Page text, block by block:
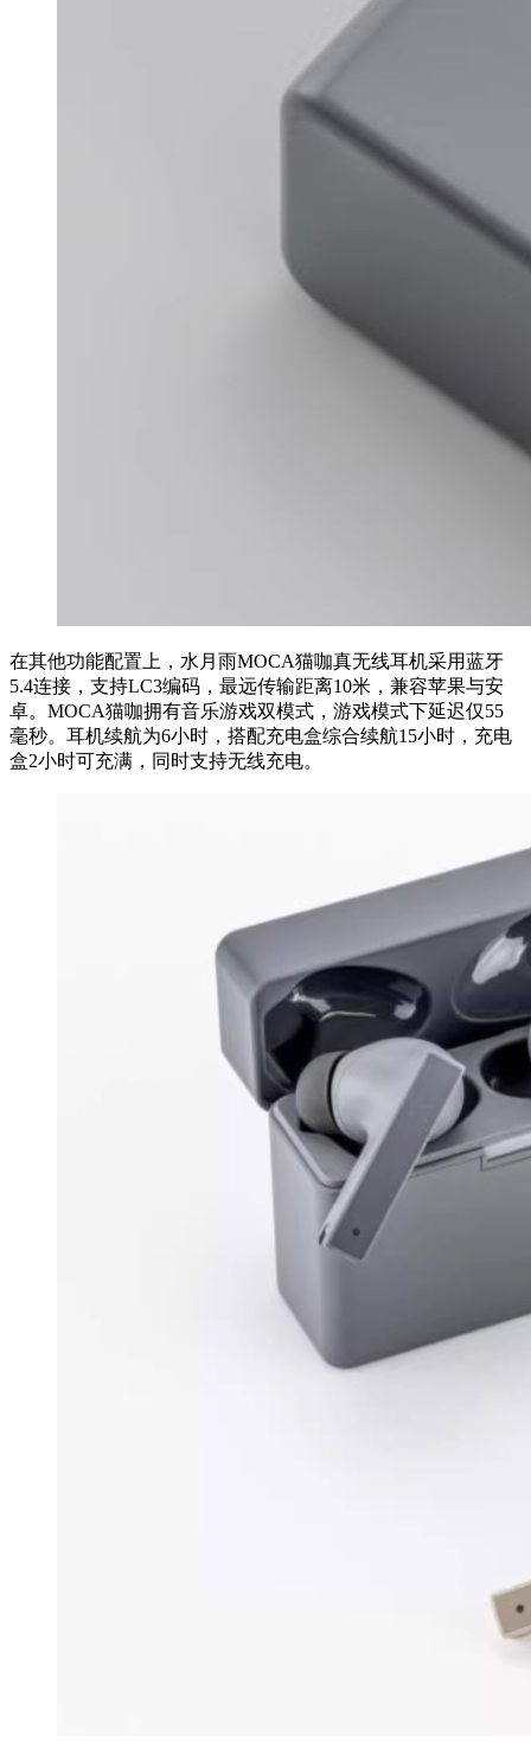
在其他功能配置上，水月雨MOCA猫咖真无线耳机采用蓝牙
5.4连接，支持LC3编码，最远传输距离10米，兼容苹果与安
卓。MOCA猫咖拥有音乐游戏双模式，游戏模式下延迟仅55
毫秒。耳机续航为6小时，搭配充电盒综合续航15小时，充电
盒2小时可充满，同时支持无线充电。